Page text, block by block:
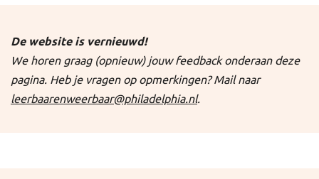
De website is vernieuwd!
We horen graag (opnieuw) jouw feedback onderaan deze
pagina. Heb je vragen op opmerkingen? Mail naar
leerbaarenweerbaar@philadelphia.nl.